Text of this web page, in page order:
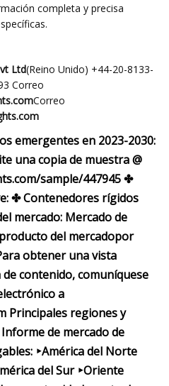
completa y precisa
Ltd(Reino Unido) +44-20-8133-
Correo
Correo
emergentes en 2023-2030:
una copia de muestra @
sample/447945 ✤
✤ Contenedores rígidos
mercado: Mercado de
del mercadopor
obtener una vista
contenido, comuníquese
a
Principales regiones y
de mercado de
‣América del Norte
del Sur ‣Oriente